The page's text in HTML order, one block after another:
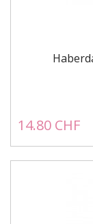
14.80 CHF